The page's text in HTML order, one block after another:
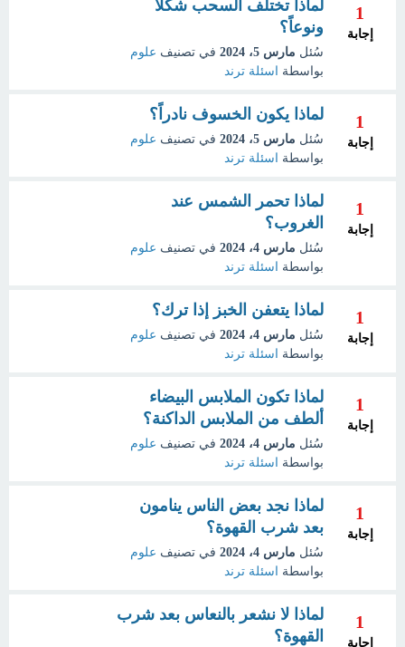
1
إجابة
لماذا تختلف السحب شكلاً
ونوعاً؟
سُئل مارس 5، 2024 في تصنيف علوم
بواسطة
اسئلة ترند
1
إجابة
لماذا يكون الخسوف نادراً؟
سُئل مارس 5، 2024 في تصنيف علوم
بواسطة
اسئلة ترند
1
إجابة
لماذا تحمر الشمس عند
الغروب؟
سُئل مارس 4، 2024 في تصنيف علوم
بواسطة
اسئلة ترند
1
إجابة
لماذا يتعفن الخبز إذا ترك؟
سُئل مارس 4، 2024 في تصنيف علوم
بواسطة
اسئلة ترند
1
إجابة
لماذا تكون الملابس البيضاء
ألطف من الملابس الداكنة؟
سُئل مارس 4، 2024 في تصنيف علوم
بواسطة
اسئلة ترند
1
إجابة
لماذا نجد بعض الناس ينامون
بعد شرب القهوة؟
سُئل مارس 4، 2024 في تصنيف علوم
بواسطة
اسئلة ترند
1
إجابة
لماذا لا نشعر بالنعاس بعد شرب
القهوة؟